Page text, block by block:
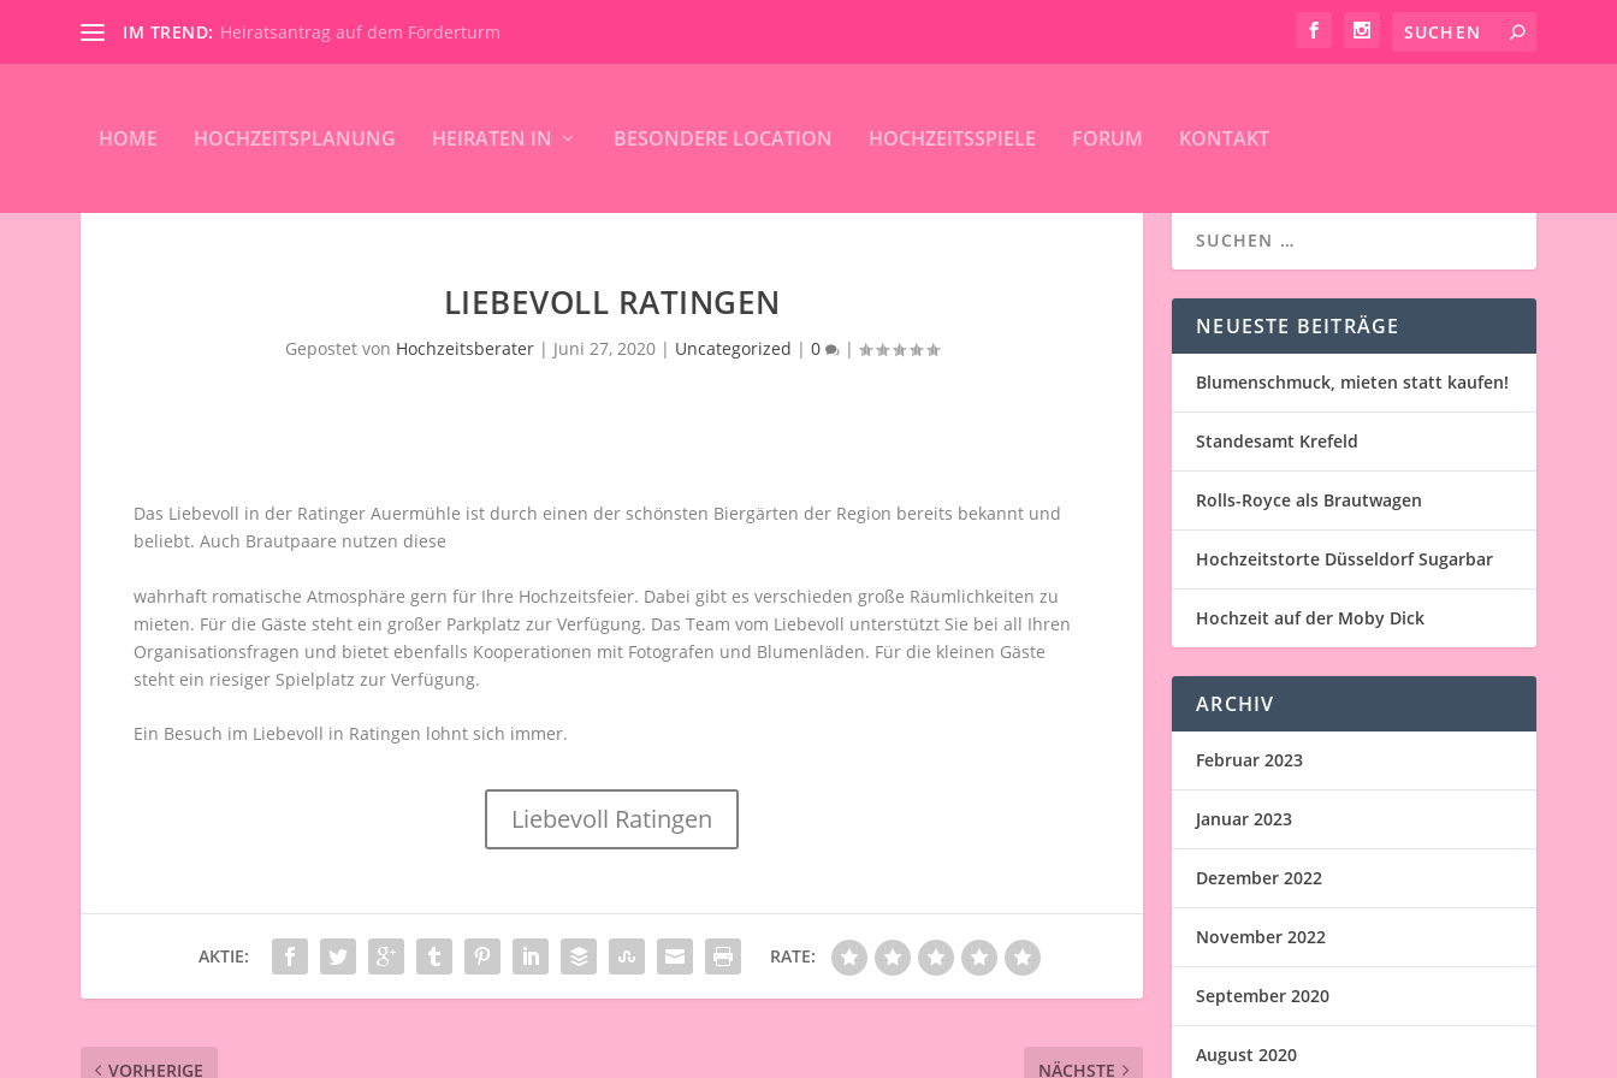
IM TREND: Heiratsantrag auf dem Förderturm
HOME HOCHZEITSPLANUNG HEIRATEN IN BESONDERE LOCATION HOCHZEITSSPIELE FORUM KONTAKT
LIEBEVOLL RATINGEN
Gepostet von Hochzeitsberater | Juni 27, 2020 | Uncategorized |0 |
Das Liebevoll in der Ratinger Auermühle ist durch einen der schönsten Biergärten der Region bereits bekannt und
beliebt. Auch Brautpaare nutzen diese
wahrhaft romatische Atmosphäre gern für Ihre Hochzeitsfeier. Dabei gibt es verschieden große Räumlichkeiten zu
mieten. Für die Gäste steht ein großer Parkplatz zur Verfügung. Das Team vom Liebevoll unterstützt Sie bei all Ihren
Organisationsfragen und bietet ebenfalls Kooperationen mit Fotografen und Blumenläden. Für die kleinen Gäste
steht ein riesiger Spielplatz zur Verfügung.
Ein Besuch im Liebevoll in Ratingen lohnt sich immer.
Liebevoll Ratingen
AKTIE: RATE:
VORHERIGE NÄCHSTE
NEUESTE BEITRÄGE
Blumenschmuck, mieten statt kaufen!
Standesamt Krefeld
Rolls-Royce als Brautwagen
Hochzeitstorte Düsseldorf Sugarbar
Hochzeit auf der Moby Dick
ARCHIV
Februar 2023
Januar 2023
Dezember 2022
November 2022
September 2020
August 2020